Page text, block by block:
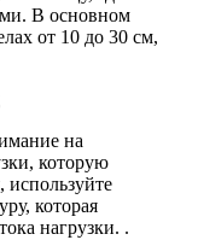
В основном
от 10 до 30 см,
на
которую
используйте
которая
нагрузки. .